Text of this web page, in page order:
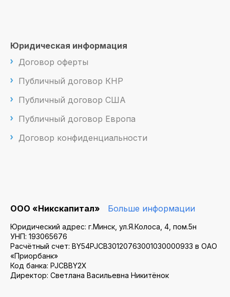
Юридическая информация
Договор оферты
Публичный договор КНР
Публичный договор США
Публичный договор Европа
Договор конфиденциальности
ООО «Никскапитал» Больше информации
Юридический адрес: г.Минск, ул.Я.Колоса, 4, пом.5н
УНП: 193065676
Расчётный счет: BY54PJCB30120763001030000933 в ОАО
«Приорбанк»
Код банка: PJCBBY2X
Директор: Светлана Васильевна Никитёнок